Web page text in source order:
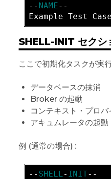
- - NAME
SHELL-INIT セクシ
ここで初期化タスクが実
データベースの抹消
Broker の起動
コンテキスト・プロバ
アキュムレータの起動
例 (通常の場合) :
- - SHELL - INIT